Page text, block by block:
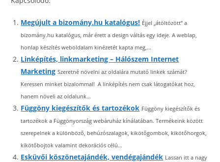
Megújult a bizomány.hu katalógus! Éjjel „átöltözött” a
bizomány.hu katalógus, már érett a design váltás egy ideje. A weblap,
honlap készítés weboldalam kinézetét kapta meg,...
Linképítés, linkmarketing – Hálószem Internet
Marketing Szeretné növelni az oldalára mutató linkek számát?
Keressen minket bizalommal! A linképítés nem csak látogatókat hoz,
hanem növeli az oldalunk...
Függöny kiegészítők és tartozékok Függöny kiegészítők és
tartozékok a Függönyország webáruház kínálatában. Termékeink között
szerepelnek a különböző, behúzószalagok, kikötőgombok, kikötőhorgok,
kikötőbojtok valamint dekorációs célú...
Esküvői köszönetajándék, vendégajándék Lassan itt a nagy